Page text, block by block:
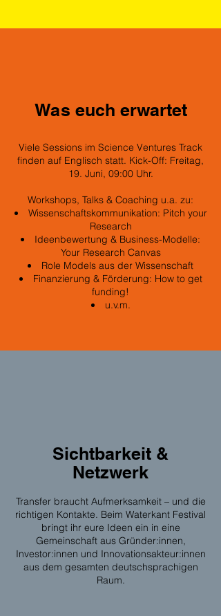
Was euch erwartet
Viele Sessions im Science Ventures Track
finden auf Englisch statt. Kick-Off: Freitag,
19. Juni, 09:00 Uhr.
Workshops, Talks & Coaching u.a. zu:
Wissenschaftskommunikation: Pitch your
Research
Ideenbewertung & Business-Modelle:
Your Research Canvas
Role Models aus der Wissenschaft
Finanzierung & Förderung: How to get
funding!
u.v.m.
Sichtbarkeit &
Netzwerk
Transfer braucht Aufmerksamkeit – und die
richtigen Kontakte. Beim Waterkant Festival
bringt ihr eure Ideen ein in eine
Gemeinschaft aus Gründer:innen,
Investor:innen und Innovationsakteur:innen
aus dem gesamten deutschsprachigen
Raum.